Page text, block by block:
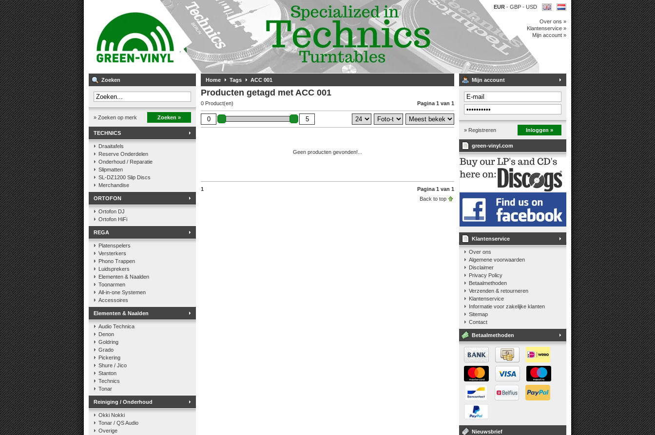
EUR - GBP - USD
Over ons »
Klantenservice »
Mijn account »
Zoeken
» Zoeken op merk Zoeken »
TECHNICS
Draaitafels
Reserve Onderdelen
Onderhoud / Reparatie
Slipmatten
SL-DZ1200 Slip Discs
Merchandise
ORTOFON
Ortofon DJ
Ortofon HiFi
REGA
Platenspelers
Versterkers
Phono Trappen
Luidsprekers
Elementen & Naalden
Toonarmen
All-in-one Systemen
Accessoires
Elementen & Naalden
Audio Technica
Denon
Goldring
Grado
Pickering
Shure / Jico
Stanton
Technics
Tonar
Reiniging / Onderhoud
Okki Nokki
Tonar / QS Audio
Overige
Home Tags ACC 001
Producten getagd met ACC 001
0 Product(en) Pagina 1 van 1
Geen producten gevonden!...
1
Pagina 1 van 1
Back to top
Mijn account
» Registreren Inloggen »
green-vinyl.com
Klantenservice
Over ons
Algemene voorwaarden
Disclaimer
Privacy Policy
Betaalmethoden
Verzenden & retourneren
Klantenservice
Informatie voor zakelijke klanten
Sitemap
Contact
Betaalmethoden
Nieuwsbrief